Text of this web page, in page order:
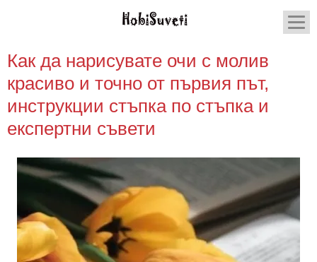
Как да нарисувате очи с молив
красиво и точно от първия път,
инструкции стъпка по стъпка и
експертни съвети